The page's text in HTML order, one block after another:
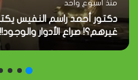
منذ أسبوع واحد
دكتور أحمد راسم النفيس
غيرهم؟! صراع الأدوار والوجود!!